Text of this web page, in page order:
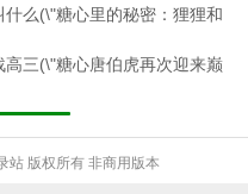
什么(\"糖心里的秘密：狸狸和
三(\"糖心唐伯虎再次迎来巅
站 版权所有 非商用版本